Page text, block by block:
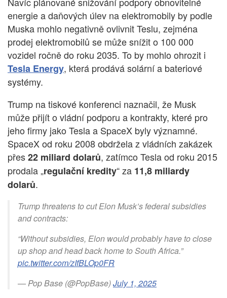
energie a daňových úlev na elektromobily by podle
Muska mohlo negativně ovlivnit Teslu, zejména
prodej elektromobilů se může snížit o 100 000
vozidel ročně do roku 2035. To by mohlo ohrozit i
Tesla Energy, která prodává solární a bateriové
systémy.
Trump na tiskové konferenci naznačil, že Musk
může přijít o vládní podporu a kontrakty, které pro
jeho firmy jako Tesla a SpaceX byly významné.
SpaceX od roku 2008 obdržela z vládních zakázek
přes22 miliard dolarů, zatímco Tesla od roku 2015
prodala „regulační kredity“ za 11,8 miliardy
dolarů.
Trump threatens to cut Elon Musk’s federal subsidies
and contracts:
“Without subsidies, Elon would probably have to close
up shop and head back home to South Africa.”
pic.twitter.com/zIfBLOp0FR
— Pop Base (@PopBase)July 1, 2025